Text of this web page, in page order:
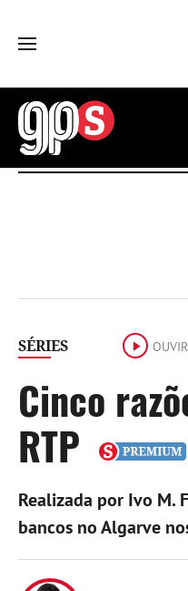
GPS
SÉRIES
Cinco
RTP
Realizada por Ivo M.
bancos no Algarve